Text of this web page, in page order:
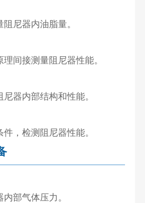
尼器内油脂量。
间接测量阻尼器性能。
器内部结构和性能。
，检测阻尼器性能。
部气体压力。